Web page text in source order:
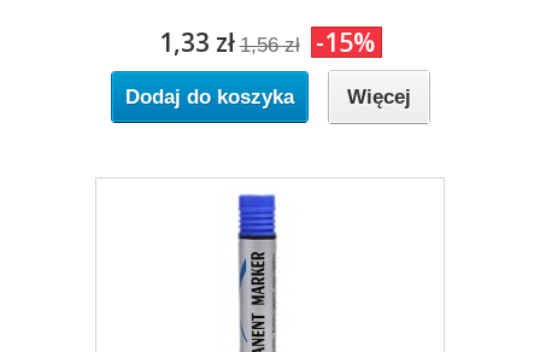
1,33 zł 1,56 zł -15%
Dodaj do koszyka Więcej